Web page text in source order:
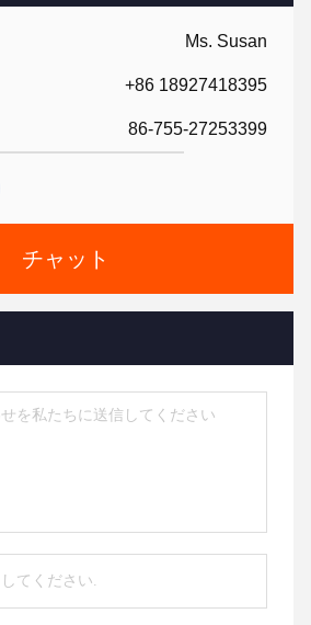
Ms. Susan
+86 18927418395
86-755-27253399
チャット